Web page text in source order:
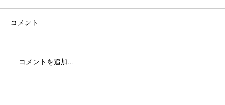
コメント
コメントを追加…